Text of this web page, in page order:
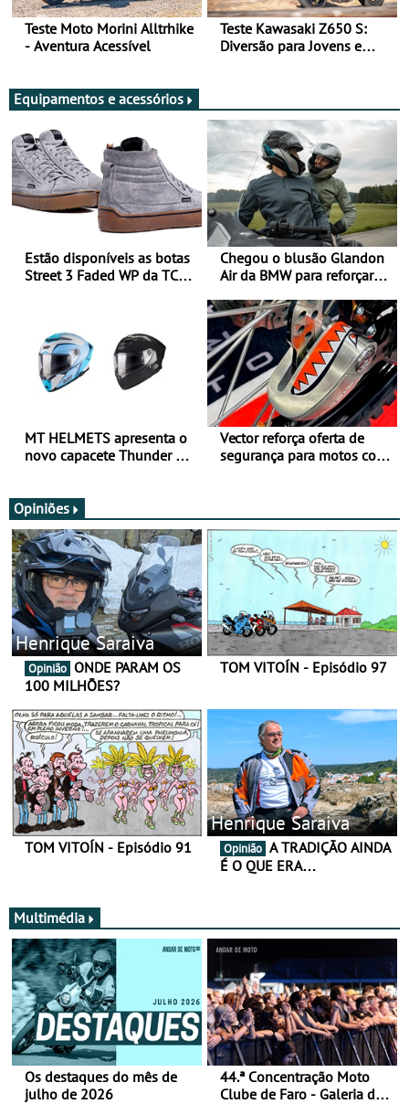
Teste Moto Morini Alltrhike
- Aventura Acessível
Teste Kawasaki Z650 S:
Diversão para Jovens e
Equipamentos e acessórios
Estão disponíveis as botas
Street 3 Faded WP da TCX
Chegou o blusão Glandon
Air da BMW para reforçar
verão
MT HELMETS apresenta o
novo capacete Thunder 4 R
Vector reforça oferta de
segurança para motos com
Opiniões
Henrique Saraiva
Opinião
100 MILHÕES?
TOM VITOÍN - Episódio 97
TOM VITOÍN - Episódio 91
Henrique Saraiva
Opinião
É O QUE ERA…
Multimédia
Os destaques do mês de
julho de 2026
44.ª Concentração Moto
Clube de Faro - Galeria de